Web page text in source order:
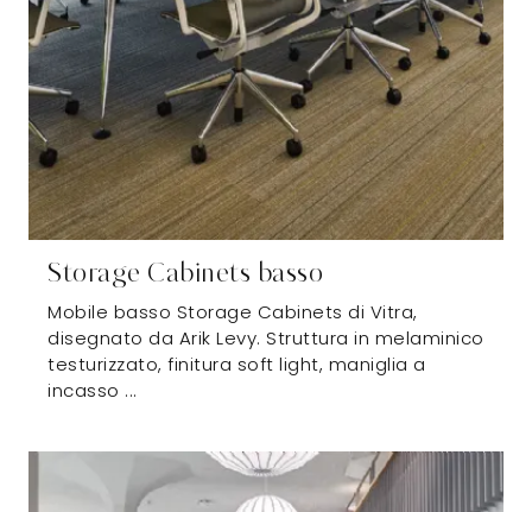
Storage Cabinets basso
Mobile basso Storage Cabinets di Vitra,
disegnato da Arik Levy. Struttura in melaminico
testurizzato, finitura soft light, maniglia a
incasso ...